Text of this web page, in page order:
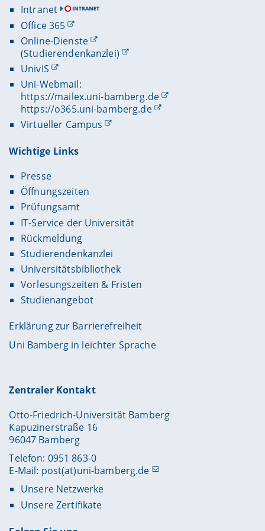
Prof. Dr. Thomas Egner (Lehrstuhlinhaber), Magdalena
Nun (Masterandin), Carolin Heuer (Masterandin), Janika
Herzberger (Masterandin), Pia Müller (Wissenschaftliche
Mitarbeiterin des Lehrstuhls für Betriebliche Steuerlehre)
Abgebildete Personen des Lehrstuhls: Prof. Dr. Thomas
Egner (Lehrstuhlinhaber) und Pia Müller-Schmitt
(Wissenschaftliche Mitarbeiterin des Lehrstuhls)
Intranet
Office 365
Online-Dienste
(Studierendenkanzlei)
UnivIS
Uni-Webmail:
https://mailex.uni-bamberg.de
https://o365.uni-bamberg.de
Virtueller Campus
Wichtige Links
Presse
Öffnungszeiten
Prüfungsamt
IT-Service der Universität
Rückmeldung
Studierendenkanzlei
Universitätsbibliothek
Vorlesungszeiten & Fristen
Studienangebot
Erklärung zur Barrierefreiheit
Uni Bamberg in leichter Sprache
Zentraler Kontakt
Otto-Friedrich-Universität Bamberg
Kapuzinerstraße 16
96047 Bamberg
Telefon: 0951 863-0
E-Mail: post(at)uni-bamberg.de
Unsere Netzwerke
Unsere Zertifikate